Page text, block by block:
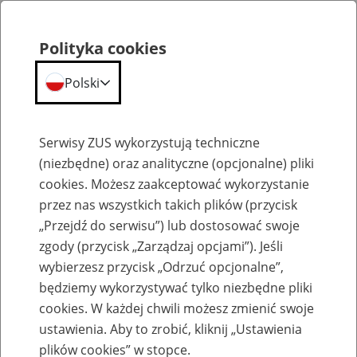
Szkolenia
Zaproś ZUS do siebie: Aktywni 50+
Polityka cookies
Polski
Serwisy ZUS wykorzystują techniczne
(niezbędne) oraz analityczne (opcjonalne) pliki
cookies. Możesz zaakceptować wykorzystanie
przez nas wszystkich takich plików (przycisk
„Przejdź do serwisu”) lub dostosować swoje
zgody (przycisk „Zarządzaj opcjami”). Jeśli
wybierzesz przycisk „Odrzuć opcjonalne”,
będziemy wykorzystywać tylko niezbędne pliki
cookies. W każdej chwili możesz zmienić swoje
ustawienia. Aby to zrobić, kliknij „Ustawienia
plików cookies” w stopce.